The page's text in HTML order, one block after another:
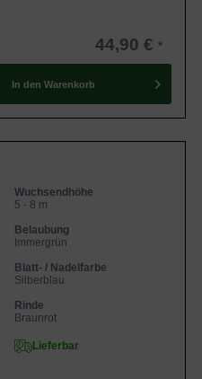
44,90 €
In den Warenkorb
Wuchsendhöhe
5 - 8 m
Belaubung
Immergrün
Blatt- / Nadelfarbe
Silberblau
Rinde
Braunrot
Lieferbar